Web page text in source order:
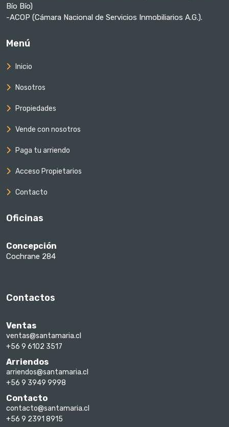
Bío Bío)
-ACOP (Cámara Nacional de Servicios Inmobiliarios A.G.).
Menú
Inicio
Nosotros
Propiedades
Vende con nosotros
Paga tu arriendo
Acceso Propietarios
Contacto
Oficinas
Concepción
Cochrane 284
Contactos
Ventas
ventas@santamaria.cl
+56 9 6102 3517
Arriendos
arriendos@santamaria.cl
+56 9 3949 9998
Contacto
contacto@santamaria.cl
+56 9 2391 8915